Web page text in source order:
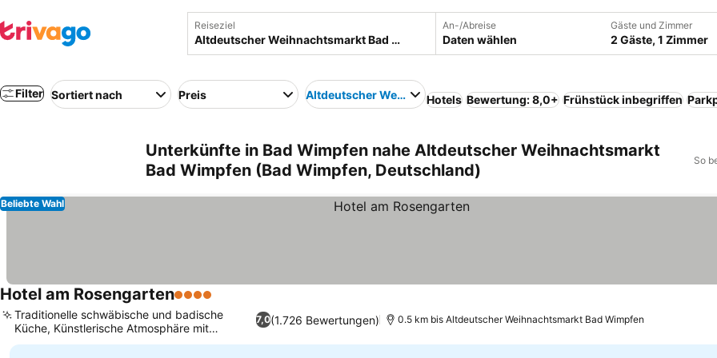
Reiseziel An-/Abreise
Daten wählen
Gäste und Zimmer
2 Gäste, 1 Zimmer
Filter Sortiert nach Preis Altdeutscher Weihnachtsmarkt Bad Wimpfen
Hotels Bewertung: 8,0+ Frühstück inbegriffen
Unterkünfte in Bad Wimpfen nahe Altdeutscher Weihnachtsmarkt
Bad Wimpfen (Bad Wimpfen, Deutschland)
So
Beliebte Wahl
Hotel am Rosengarten4 Sterne
7,0(1.726 Bewertungen)
Traditionelle schwäbische und badische
Küche, Künstlerische Atmosphäre mit
Ausstellungen
0.5 km bis Altdeutscher Weihnachtsmarkt Bad Wimpfen